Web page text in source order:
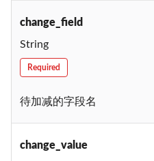
change_field
String
Required
待加减的字段名
change_value